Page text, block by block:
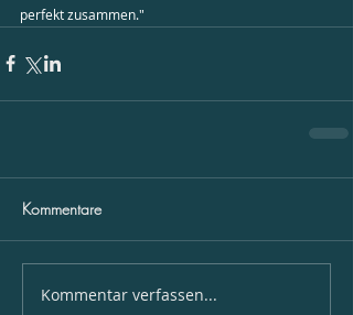
perfekt zusammen."
Kommentare
Kommentar verfassen...